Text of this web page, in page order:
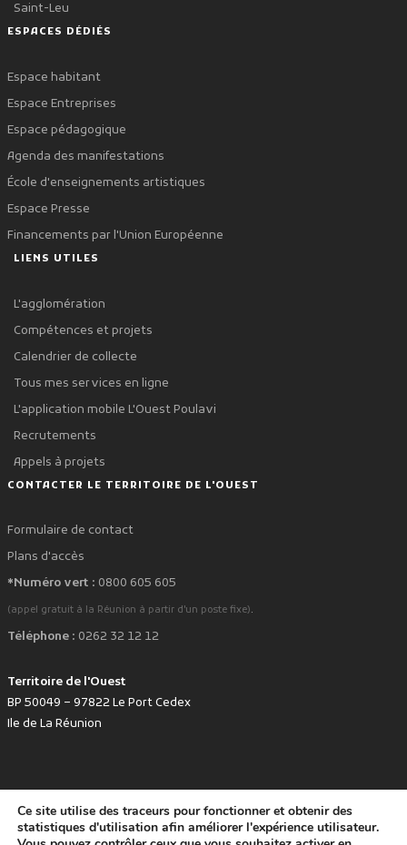
Saint-Leu
ESPACES DÉDIÉS
Espace habitant
Espace Entreprises
Espace pédagogique
Agenda des manifestations
École d'enseignements artistiques
Espace Presse
Financements par l'Union Européenne
LIENS UTILES
L'agglomération
Compétences et projets
Calendrier de collecte
Tous mes services en ligne
L'application mobile L'Ouest Poulavi
Recrutements
Appels à projets
CONTACTER LE TERRITOIRE DE L'OUEST
Formulaire de contact
Plans d'accès
*Numéro vert : 0800 605 605
(appel gratuit à la Réunion à partir d'un poste fixe).
Téléphone : 0262 32 12 12
Territoire de l'Ouest
BP 50049 – 97822 Le Port Cedex
Ile de La Réunion
Développé avec favoritepar le Territoire de l'Ouest © www.tco.re -2026.
Politique de protection des données personnelles
Mentions légales
Ce site utilise des traceurs pour fonctionner et obtenir des
statistiques d'utilisation afin améliorer l'expérience utilisateur.